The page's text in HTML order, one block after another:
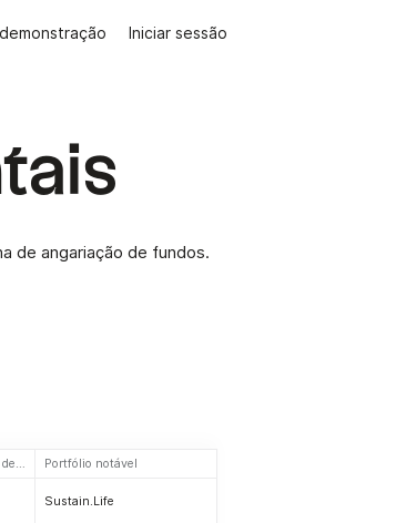
Iniciar sessão
de angariação de fundos.
Número de investimentos Portfólio notável
Sustain.Life